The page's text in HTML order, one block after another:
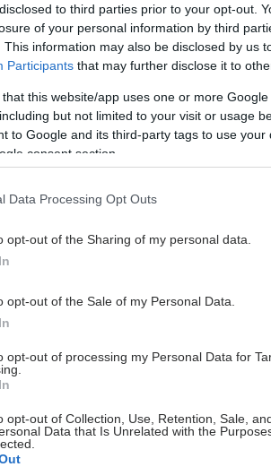
to third parties prior to your opt-out.
of your personal information by third
This information may also be disclosed by us
Participants that may further disclose it to
that this website/app uses one or more
but not limited to your visit or usage
to Google and its third-party tags to use
consent section.
Data Processing Opt Outs
opt-out of the Sharing of my personal data.
opt-out of the Sale of my Personal Data.
opt-out of processing my Personal Data for
opt-out of Collection, Use, Retention, Sale,
Data that Is Unrelated with the
2014
και άθληση:
σας ανοίγουν
άσκηση
Κυριακή, 01
Απλά βήματα
αδυνάτισμα
2012
θέλει τη
Παρασκευή, 30